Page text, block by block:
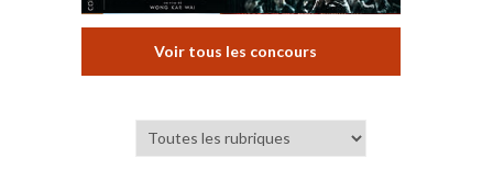
Voir tous les concours